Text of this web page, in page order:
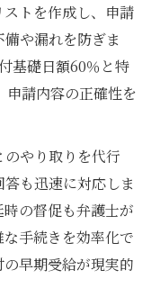
トを作成し、申請
や漏れを防ぎま
基礎日額60％と特
申請内容の正確性を
やり取りを代行
も迅速に対応しま
の督促も弁護士が
手続きを効率化で
早期受給が現実的